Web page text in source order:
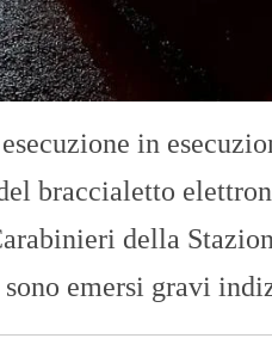
in
braccialetto
della
sono emersi gravi